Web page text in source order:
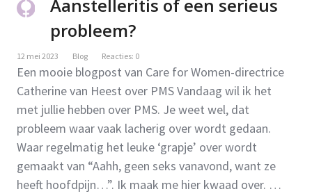
Aanstelleritis of een serieus
probleem?
12 mei 2023 Blog Reacties: 0
Een mooie blogpost van Care for Women-directrice
Catherine van Heest over PMS Vandaag wil ik het
met jullie hebben over PMS. Je weet wel, dat
probleem waar vaak lacherig over wordt gedaan.
Waar regelmatig het leuke ‘grapje’ over wordt
gemaakt van “Aahh, geen seks vanavond, want ze
heeft hoofdpijn…”. Ik maak me hier kwaad over. …